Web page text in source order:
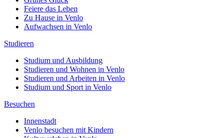
Feiere das Leben
Zu Hause in Venlo
Aufwachsen in Venlo
Studieren
Studium und Ausbildung
Studieren und Wohnen in Venlo
Studieren und Arbeiten in Venlo
Studium und Sport in Venlo
Besuchen
Innenstadt
Venlo besuchen mit Kindern